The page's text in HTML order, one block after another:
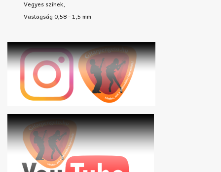
Vegyes színek,
Vastagság 0,58 - 1,5 mm